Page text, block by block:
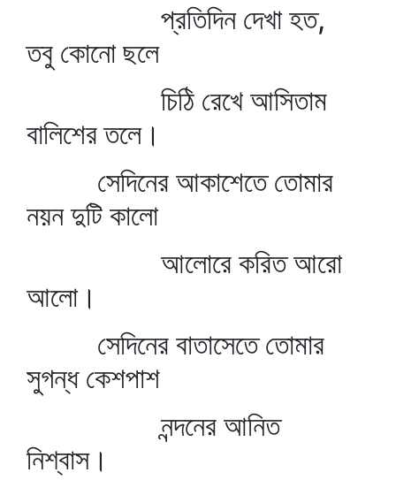
প্রতিদিন দেখা হত,
তবু কোনো ছলে
চিঠি রেখে আসিতাম
বালিশের তলে।
সেদিনের আকাশেতে তোমার
নয়ন দুটি কালো
আলোরে করিত আরো
আলো।
সেদিনের বাতাসেতে তোমার
সুগন্ধ কেশপাশ
নন্দনের আনিত
নিশ্বাস।